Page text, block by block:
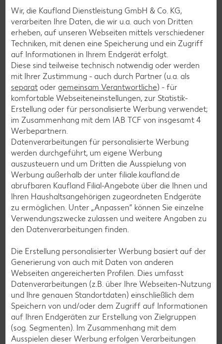
Fisch-Rezepte
Geflügel-Rezepte
Lamm-Rezepte
Grill-Rezepte
Muffin-Rezepte
Apfelkuchen-Rezepte
Schokokuchen-Rezepte
Torten-Rezepte
Eis-Rezepte
Pfannkuchen-Rezepte
Plätzchen-Rezepte
Smoothie-Rezepte
Bowle-Rezepte
Cocktail-Rezepte
Avocado-Rezepte
Erdbeer-Rezepte
Blaubeer-Rezepte
Bananen-Rezepte
Wir, die Kaufland Dienstleistung GmbH & Co. KG,
verarbeiten Ihre Daten, die wir u.a. auch von Dritten
erheben, auf unseren Webseiten mittels verschiedener
Techniken, mit denen eine Speicherung und ein Zugriff
auf Informationen in Ihrem Endgerät erfolgt.
Diese sind teilweise technisch notwendig oder werden
mit Ihrer Zustimmung - auch durch Partner (u.a. als
separat oder gemeinsam Verantwortliche) - für
komfortable Webseiteneinstellungen, zur Statistik-
Erstellung oder für personalisierte Werbung verwendet;
im Zusammenhang mit dem IAB TCF von insgesamt 4
Werbepartnern.
Datenverarbeitungen für personalisierte Werbung
werden durchgeführt, um eigene Werbung
auszusteuern und um Dritten die Ausspielung von
Werbung außerhalb der unter filiale.kaufland.de
abrufbaren Kaufland Filial-Angebote über die Ihnen und
Ihren Haushaltsangehörigen zugeordneten Endgeräte
zu ermöglichen. Unter „Anpassen“ können Sie einzelne
Verwendungszwecke zulassen und weitere Angaben zu
den Datenverarbeitungen finden.
Die Erstellung personalisierter Werbung basiert auf der
Generierung von auch mit Daten von anderen
Webseiten angereicherten Profilen. Dies umfasst
Datenverarbeitungen (z.B. über Ihre Webseiten-Nutzung
und Ihre genauen Standortdaten) einschließlich dem
Speichern von und/oder dem Zugriff auf Informationen
auf Ihren Endgeräten zur Erstellung von Zielgruppen
(sog. Segmenten). Im Zusammenhang mit dem
Ausspielen dieser Werbung erfolgen Verarbeitungen